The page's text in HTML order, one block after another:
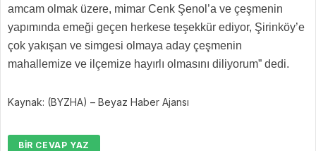
amcam olmak üzere, mimar Cenk Şenol’a ve çeşmenin
yapımında emeği geçen herkese teşekkür ediyor, Şirinköy’e
çok yakışan ve simgesi olmaya aday çeşmenin
mahallemize ve ilçemize hayırlı olmasını diliyorum” dedi.
Kaynak: (BYZHA) – Beyaz Haber Ajansı
BIR CEVAP YAZ